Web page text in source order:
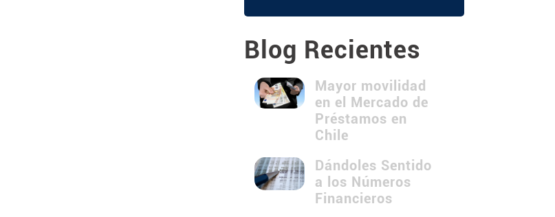
Blog Recientes
Mayor movilidad
en el Mercado de
Préstamos en
Chile
Dándoles Sentido
a los Números
Financieros